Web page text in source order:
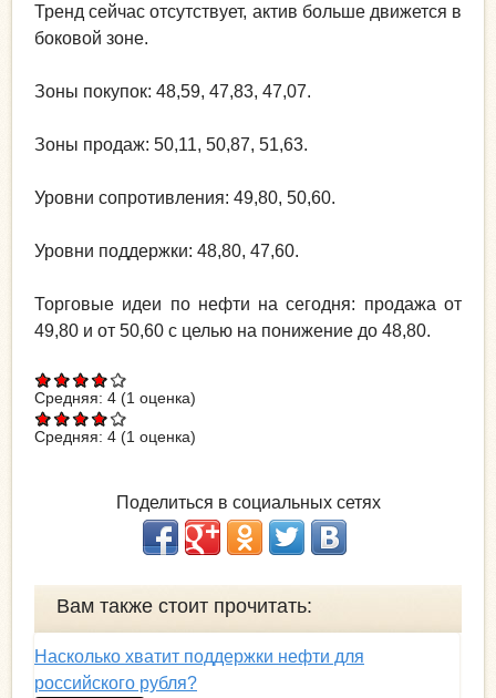
Тренд сейчас отсутствует, актив больше движется в
боковой зоне.
Зоны покупок: 48,59, 47,83, 47,07.
Зоны продаж: 50,11, 50,87, 51,63.
Уровни сопротивления: 49,80, 50,60.
Уровни поддержки: 48,80, 47,60.
Торговые идеи по нефти на сегодня: продажа от
49,80 и от 50,60 с целью на понижение до 48,80.
Средняя: 4 (1 оценка)
Средняя: 4 (1 оценка)
Поделиться в социальных сетях
Вам также стоит прочитать:
Насколько хватит поддержки нефти для
российского рубля?